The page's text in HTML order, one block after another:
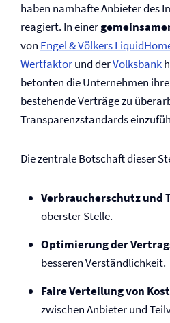
haben namhafte Anbieter des
reagiert. In einer
von Engel & Völkers
Wertfaktorund derVolksbank
betonten die Unternehmen
bestehende Verträge zu
Transparenzstandards
Die zentrale Botschaft dieser
Verbraucherschutz und
oberster Stelle.
Optimierung der
besseren Verständlichkeit.
Faire Verteilung von
zwischen Anbieter und